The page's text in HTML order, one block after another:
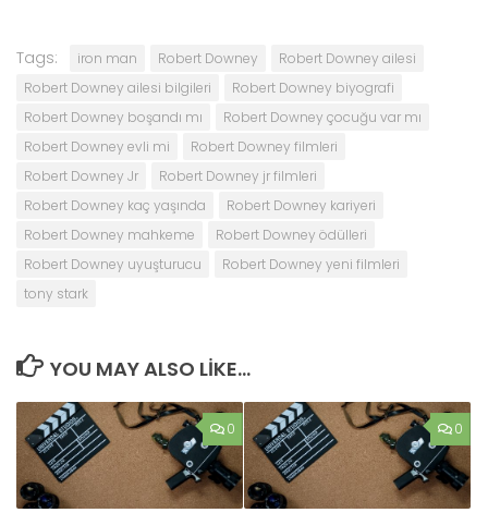
Tags: iron man Robert Downey
Robert Downey ailesi
Robert Downey ailesi bilgileri
Robert Downey biyografi
Robert Downey boşandı mı
Robert Downey çocuğu var mı
Robert Downey evli mi
Robert Downey filmleri
Robert Downey Jr
Robert Downey jr filmleri
Robert Downey kaç yaşında
Robert Downey kariyeri
Robert Downey mahkeme
Robert Downey ödülleri
Robert Downey uyuşturucu
Robert Downey yeni filmleri
tony stark
YOU MAY ALSO LIKE...
0 0